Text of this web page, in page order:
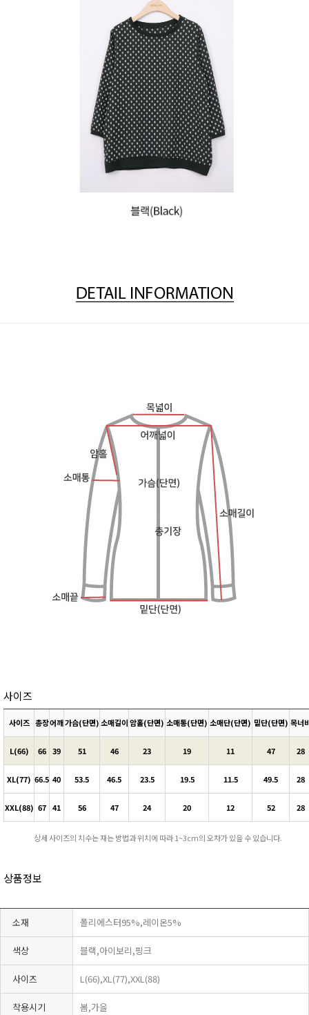
사이즈
사이즈 총장어깨가슴(단면)소매길이암홀(단면) 소매통(단면) 소매단(단면) 밑단(단면) 목너
L(66) 66 39 51 46 23 19 11 47 28
XL(77) 66.5 40 53.5 46.5 23.5 19.5 11.5 49.5 28
XXL(88) 67 41 56 47 24 20 12 52 28
상세 사이즈의 치수는 재는 방법과 위치에 따라 1~3cm의 오차가 있을 수 있습니다.
상품정보
소재 폴리에스터95%,레이온5%
색상 블랙,아이보리,핑크
사이즈 L(66),XL(77),XXL(88)
착용시기 봄,가을